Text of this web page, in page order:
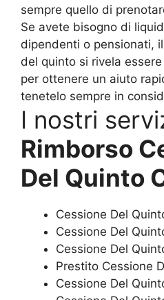
sempre quello di
Se avete bisogno di
dipendenti o pensionati,
del quinto si rivela
per ottenere un aiuto
tenetelo sempre in
I nostri
Rimborso
Del Quinto
Cessione Del
Cessione Del
Cessione Del
Prestito Cessione
Cessione Del